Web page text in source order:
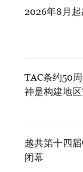
2026年8月
TAC条约50
神是构建地
越共第十四
闭幕